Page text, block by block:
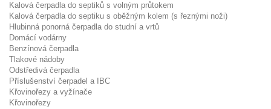
Kalová čerpadla do septiků s volným průtokem
Kalová čerpadla do septiku s oběžným kolem (s řeznými noži)
Hlubinná ponorná čerpadla do studní a vrtů
Domácí vodárny
Benzínová čerpadla
Tlakové nádoby
Odstředivá čerpadla
Příslušenství čerpadel a IBC
Křovinořezy a vyžínače
Křovinořezy